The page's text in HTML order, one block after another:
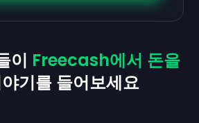
이 Freecash에서 돈을
기를 들어보세요